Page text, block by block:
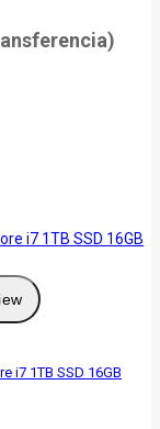
i7 1TB SSD 16GB